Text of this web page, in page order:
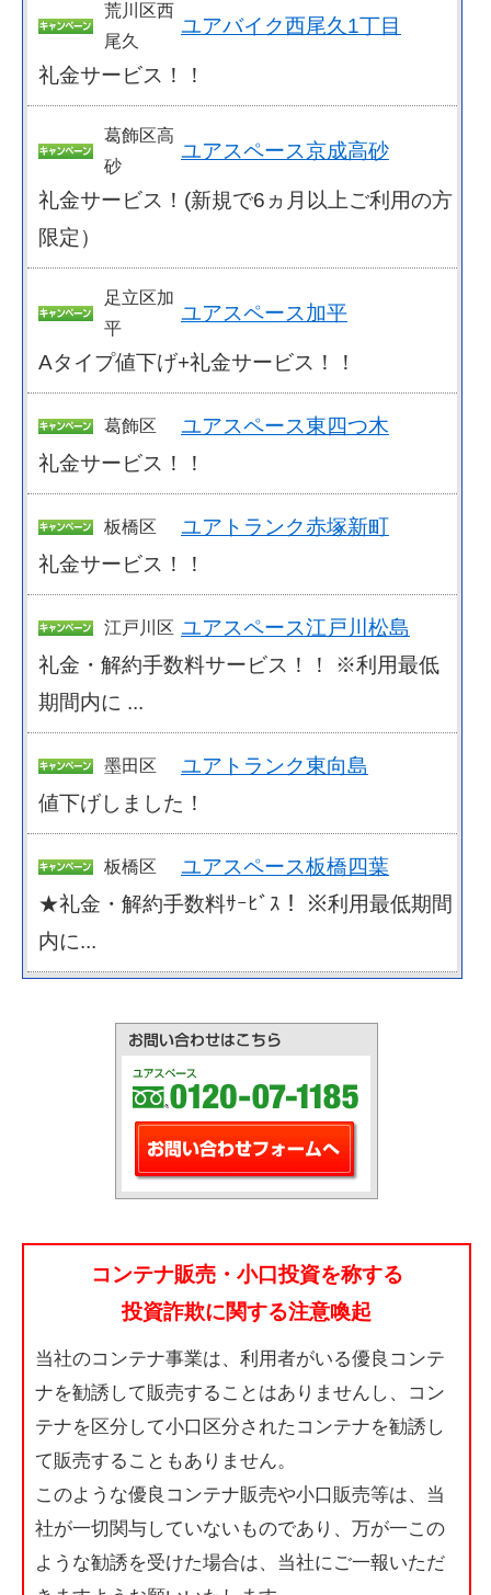
荒川区西
尾久
ユアバイク西尾久1丁目
礼金サービス！！
葛飾区高
砂
ユアスペース京成高砂
礼金サービス！(新規で6ヵ月以上ご利用の方
限定）
足立区加
平
ユアスペース加平
Aタイプ値下げ+礼金サービス！！
葛飾区
ユアスペース東四つ木
礼金サービス！！
板橋区
ユアトランク赤塚新町
礼金サービス！！
江戸川区 ユアスペース江戸川松島
礼金・解約手数料サービス！！ ※利用最低
期間内に ...
墨田区
ユアトランク東向島
値下げしました！
板橋区
ユアスペース板橋四葉
★礼金・解約手数料ｻｰﾋﾞｽ！ ※利用最低期間
内に...
コンテナ販売・小口投資を称する
投資詐欺に関する注意喚起
当社のコンテナ事業は、利用者がいる優良コンテ
ナを勧誘して販売することはありませんし、コン
テナを区分して小口区分されたコンテナを勧誘し
て販売することもありません。
このような優良コンテナ販売や小口販売等は、当
社が一切関与していないものであり、万が一この
ような勧誘を受けた場合は、当社にご一報いただ